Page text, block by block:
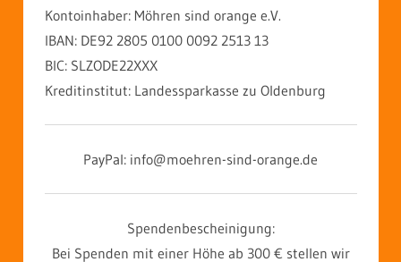
Kontoinhaber: Möhren sind orange e.V.
IBAN: DE92 2805 0100 0092 2513 13
BIC: SLZODE22XXX
Kreditinstitut: Landessparkasse zu Oldenburg
PayPal: info@moehren-sind-orange.de
Spendenbescheinigung:
Bei Spenden mit einer Höhe ab 300 € stellen wir